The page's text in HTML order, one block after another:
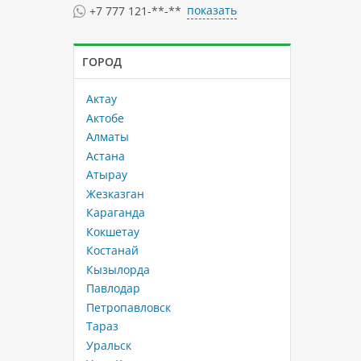
Тараз,Уральск
Специальные туры
+7 777 121-**-** показать
ГОРОД
Актау
Актобе
Алматы
Астана
Атырау
Жезказган
Караганда
Кокшетау
Костанай
Кызылорда
Павлодар
Петропавловск
Тараз
Уральск